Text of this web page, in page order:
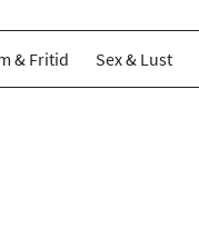
& Fritid Sex & Lust